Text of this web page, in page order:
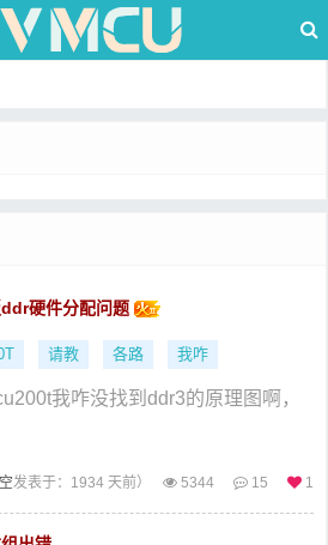
硬件分配问题
请教 各路 我咋
我咋没找到ddr3的原理图啊，
发表于：1934 天前） 5344 15 1